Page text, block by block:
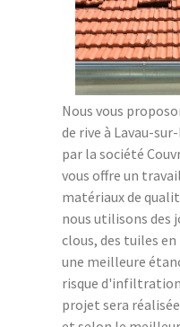
Nous vous
de rive à Lavau-
par la société
vous offre un
matériaux de
nous utilisons des
clous, des tuiles
une meilleure
risque
projet sera